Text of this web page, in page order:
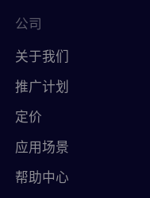
公司
关于我们
推广计划
定价
应用场景
帮助中心